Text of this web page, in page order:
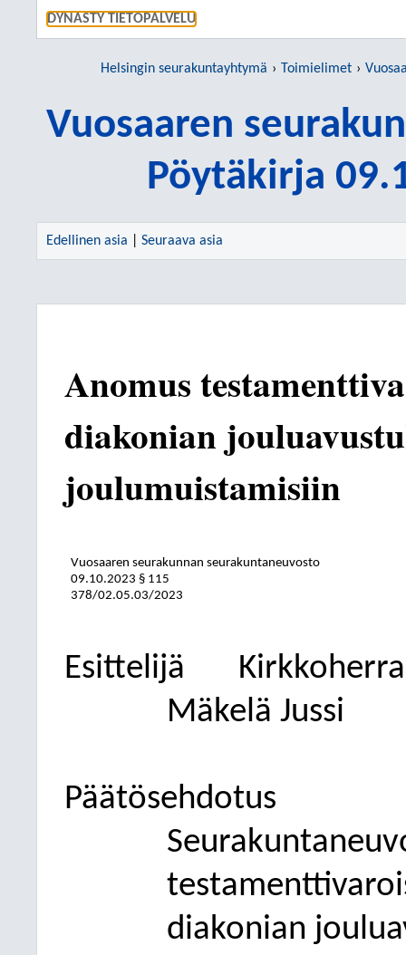
DYNASTY TIETOPALVELU
Helsingin seurakuntayhtymä Toimielimet
Vuosaaren
Pöytäkirja
Edellinen asia Seuraava asia
Anomus
diakonian
joulumuistamisiin
Vuosaaren seurakunnan seurakuntaneuvosto
09.10.2023 § 115
378/02.05.03/2023
Esittelijä
Mäkelä Jussi
Päätösehdotus
diakonian